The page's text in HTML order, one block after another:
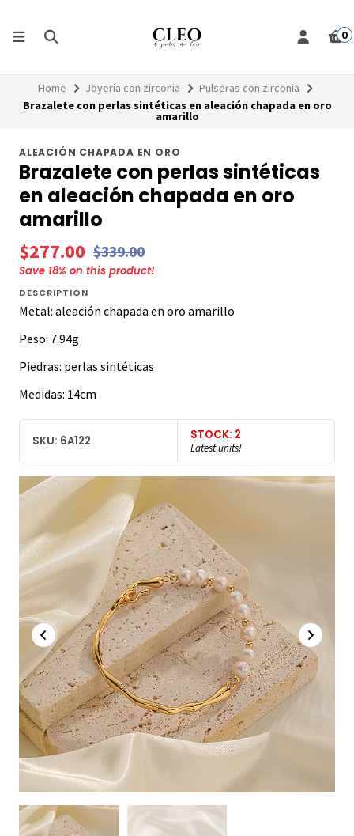
0
Home Joyería con zirconia
Pulseras con zirconia
Brazalete con perlas sintéticas en aleación chapada en oro
amarillo
ALEACIÓN CHAPADA EN ORO
Brazalete con perlas sintéticas
en aleación chapada en oro
amarillo
$277.00 $339.00
Save 18% on this product!
DESCRIPTION
Metal: aleación chapada en oro amarillo
Peso: 7.94g
Piedras: perlas sintéticas
Medidas: 14cm
SKU: 6A122 STOCK: 2
Latest units!